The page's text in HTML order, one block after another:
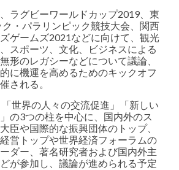
ラグビーワールドカップ2019、東
・パラリンピック競技大会、関西
ゲームズ2021などに向けて、観光
スポーツ、文化、ビジネスによる
形のレガシーなどについて議論、
に機運を高めるためのキックオフ
される。
「世界の人々の交流促進」「新しい
の3つの柱を中心に、国内外のス
臣や国際的な振興団体のトップ、
営トップや世界経済フォーラムの
ダー、著名研究者および国内外主
が参加し、議論が進められる予定